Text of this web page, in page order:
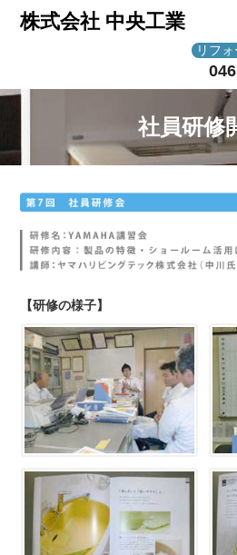
株式会社 中央工業
リフ
社員研修
【研修の様子】